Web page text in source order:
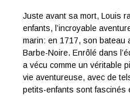
Juste avant sa mort, Louis
enfants, l’incroyable
marin: en 1717, son bateau
Barbe-Noire. Enrôlé dans
a vécu comme un véritable
vie aventureuse, avec de
petits-enfants sont fascinés